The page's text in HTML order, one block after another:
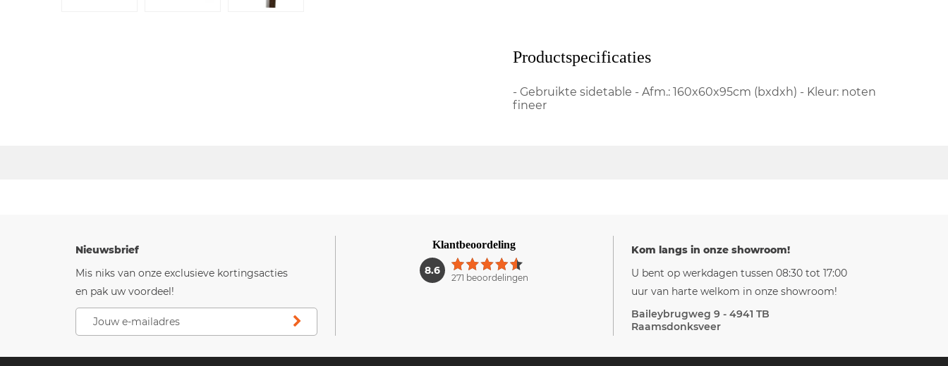
Productspecificaties
- Gebruikte sidetable - Afm.: 160x60x95cm (bxdxh) - Kleur: noten
fineer
Nieuwsbrief
Mis niks van onze exclusieve kortingsacties
en pak uw voordeel!
Klantbeoordeling
8.6 1
271 beoordelingen
Kom langs in onze showroom!
U bent op werkdagen tussen 08:30 tot 17:00
uur van harte welkom in onze showroom!
Baileybrugweg 9 - 4941 TB
Raamsdonksveer